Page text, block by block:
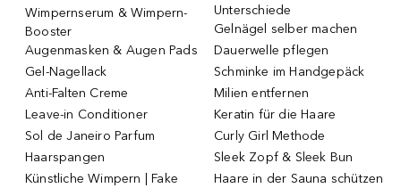
Wimpernserum & Wimpern-
Booster
Augenmasken & Augen Pads
Gel-Nagellack
Anti-Falten Creme
Leave-in Conditioner
Sol de Janeiro Parfum
Haarspangen
Künstliche Wimpern | Fake
Unterschiede
Gelnägel selber machen
Dauerwelle pflegen
Schminke im Handgepäck
Milien entfernen
Keratin für die Haare
Curly Girl Methode
Sleek Zopf & Sleek Bun
Haare in der Sauna schützen